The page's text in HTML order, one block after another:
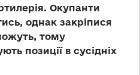
Окупанти
однак закріпися
тому
позиції в сусідніх